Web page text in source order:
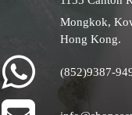
Mongkok,
Hong Kong.
(852)9387-